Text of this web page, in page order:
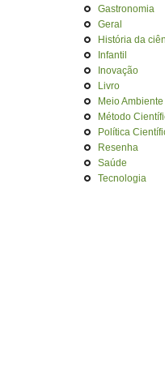
Gastronomia
Geral
História da
Infantil
Inovação
Livro
Meio Ambiente
Método
Política
Resenha
Saúde
Tecnologia